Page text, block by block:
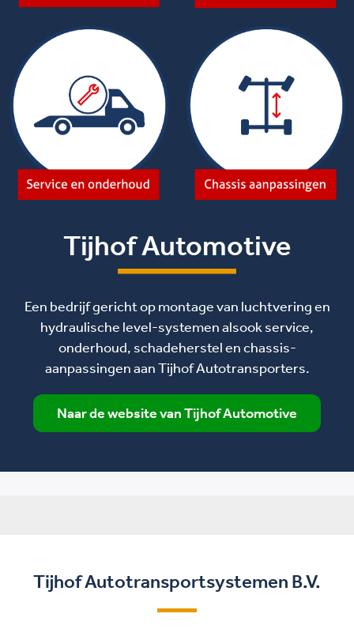
Tijhof Automotive
Een bedrijf gericht op montage van luchtvering en
hydraulische level-systemen alsook service,
onderhoud, schadeherstel en chassis-
aanpassingen aan Tijhof Autotransporters.
Naar de website van Tijhof Automotive
Tijhof Autotransportsystemen B.V.